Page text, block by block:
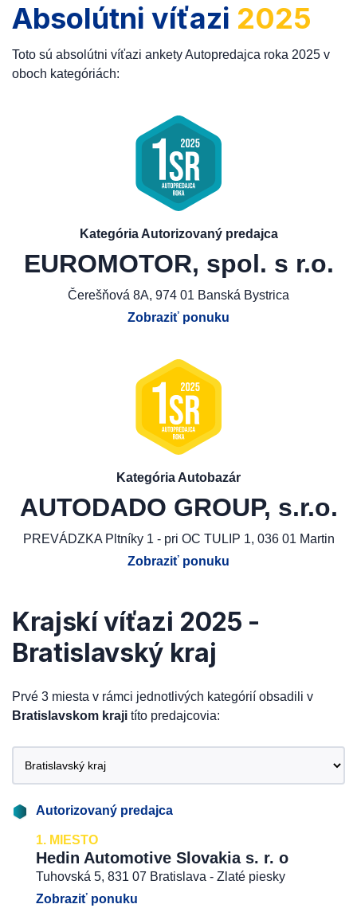
Absolútni víťazi 2025
Toto sú absolútni víťazi ankety Autopredajca roka 2025 v
oboch kategóriách:
Kategória Autorizovaný predajca
EUROMOTOR, spol. s r.o.
Čerešňová 8A, 974 01 Banská Bystrica
Zobraziť ponuku
Kategória Autobazár
AUTODADO GROUP, s.r.o.
PREVÁDZKA Pltníky 1 - pri OC TULIP 1, 036 01 Martin
Zobraziť ponuku
Krajskí víťazi 2025 -
Bratislavský kraj
Prvé 3 miesta v rámci jednotlivých kategórií obsadili v
Bratislavskom kraji títo predajcovia:
Autorizovaný predajca
1. MIESTO
Hedin Automotive Slovakia s. r. o
Tuhovská 5, 831 07 Bratislava - Zlaté piesky
Zobraziť ponuku